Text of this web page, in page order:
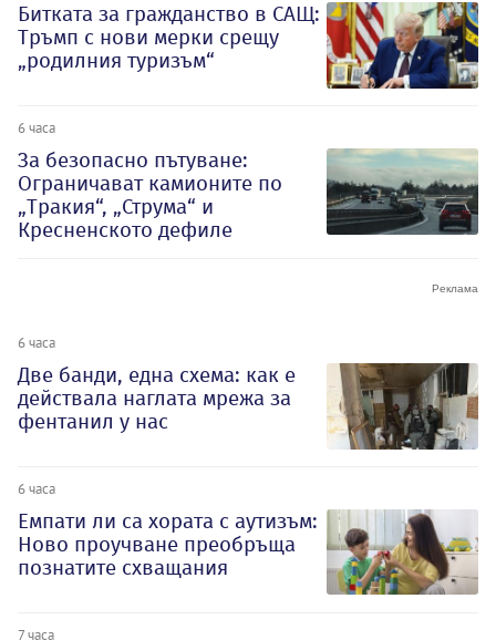
Битката за гражданство в САЩ:
Тръмп с нови мерки срещу
„родилния туризъм“
6 часа
За безопасно пътуване:
Ограничават камионите по
„Тракия“, „Струма“ и
Кресненското дефиле
6 часа
Две банди, една схема: как е
действала наглата мрежа за
фентанил у нас
6 часа
Емпати ли са хората с аутизъм:
Ново проучване преобръща
познатите схващания
7 часа